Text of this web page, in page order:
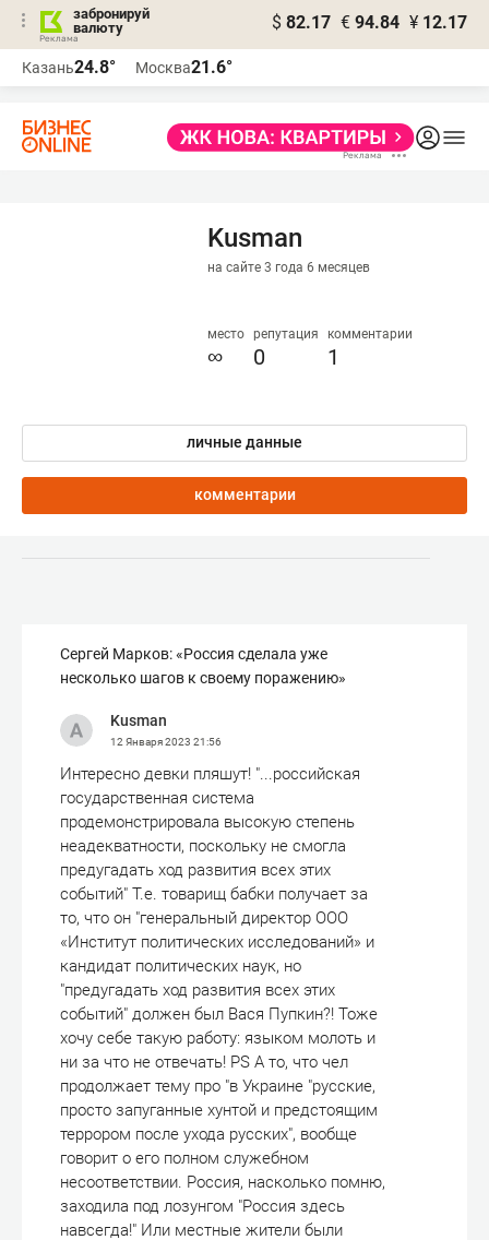
забронируй
валюту
$ 82.17 € 94.84 ¥ 12.17
Казань24.8° Москва21.6°
Kusman
на сайте 3 года 6 месяцев
место
∞
репутация
0
комментарии
1
личные данные
комментарии
Сергей Марков: «Россия сделала уже
несколько шагов к своему поражению»
Kusman
12 Января 2023 21:56
Интересно девки пляшут! "...российская
государственная система
продемонстрировала высокую степень
неадекватности, поскольку не смогла
предугадать ход развития всех этих
событий" Т.е. товарищ бабки получает за
то, что он "генеральный директор ООО
«Институт политических исследований» и
кандидат политических наук, но
"предугадать ход развития всех этих
событий" должен был Вася Пупкин?! Тоже
хочу себе такую работу: языком молоть и
ни за что не отвечать! PS А то, что чел
продолжает тему про "в Украине "русские,
просто запуганные хунтой и предстоящим
террором после ухода русских", вообще
говорит о его полном служебном
несоответствии. Россия, насколько помню,
заходила под лозунгом "Россия здесь
навсегда!" Или местные жители были